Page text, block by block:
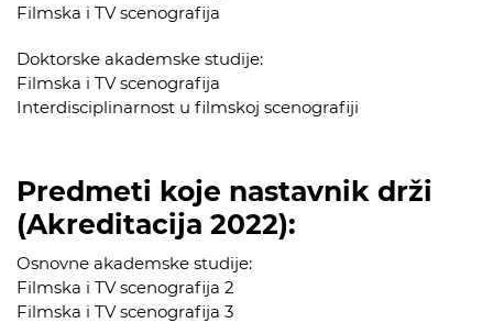
Filmska i TV scenografija
Doktorske akademske studije:
Filmska i TV scenografija
Interdisciplinarnost u filmskoj scenografiji
Predmeti koje nastavnik drži
(Akreditacija 2022):
Osnovne akademske studije:
Filmska i TV scenografija 2
Filmska i TV scenografija 3